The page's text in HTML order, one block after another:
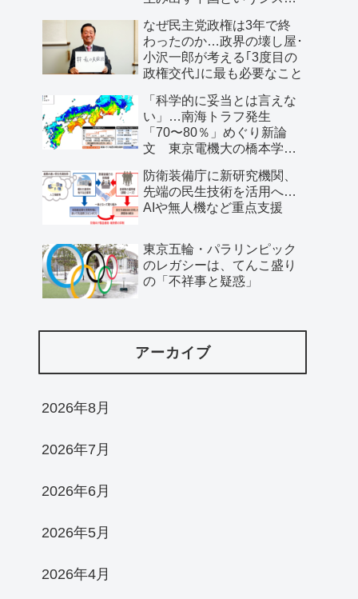
なぜ民主党政権は3年で終
わったのか…政界の壊し屋･
小沢一郎が考える｢3度目の
政権交代｣に最も必要なこと
「科学的に妥当とは言えな
い」…南海トラフ発生
「70〜80％」めぐり新論
文 東京電機大の橋本学特
防衛装備庁に新研究機関、
先端の民生技術を活用へ…
AIや無人機など重点支援
東京五輪・パラリンピック
のレガシーは、てんこ盛り
の「不祥事と疑惑」
アーカイブ
2026年8月
2026年7月
2026年6月
2026年5月
2026年4月